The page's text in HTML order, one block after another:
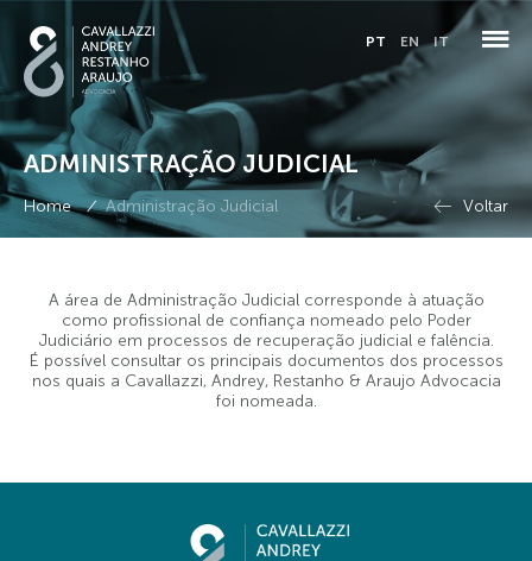
PT EN IT
QUEM SOMOS
COMPLIANCE
ADMINISTRAÇÃO JUDICIAL
CONTATO
ADMINISTRAÇÃO JUDICIAL
Home / Administração Judicial Voltar
A área de Administração Judicial corresponde à atuação
como profissional de confiança nomeado pelo Poder
Judiciário em processos de recuperação judicial e falência.
É possível consultar os principais documentos dos processos
nos quais a Cavallazzi, Andrey, Restanho & Araujo Advocacia
foi nomeada.